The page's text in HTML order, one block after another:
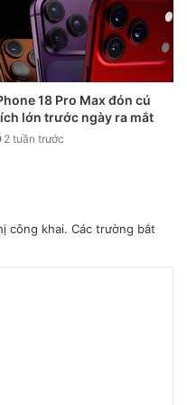
sau, Apple đã công
chỉnh về thiết kế so với
chẳng hạn như cổng
2 đi kèm với iMac
để phù hợp với chiếc PC
nhiều người thất vọng
công ty.
2021)
18 Pro Max đón cú
lớn trước ngày ra mắt
2 tuần trước
công khai. Các trường bắt